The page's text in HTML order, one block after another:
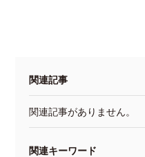
関連記事
関連記事がありません。
関連キーワード